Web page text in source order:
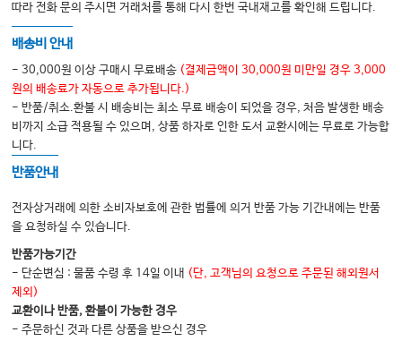
따라 전화 문의 주시면 거래처를 통해 다시 한번 국내재고를 확인해 드립니다.
배송비 안내
- 30,000원 이상 구매시 무료배송 (결제금액이 30,000원 미만일 경우 3,000
원의 배송료가 자동으로 추가됩니다.)
- 반품/취소.환불 시 배송비는 최소 무료 배송이 되었을 경우, 처음 발생한 배송
비까지 소급 적용될 수 있으며, 상품 하자로 인한 도서 교환시에는 무료로 가능합
니다.
반품안내
전자상거래에 의한 소비자보호에 관한 법률에 의거 반품 가능 기간내에는 반품
을 요청하실 수 있습니다.
반품가능기간
- 단순변심 : 물품 수령 후 14일 이내 (단, 고객님의 요청으로 주문된 해외원서
제외)
교환이나 반품, 환불이 가능한 경우
- 주문하신 것과 다른 상품을 받으신 경우